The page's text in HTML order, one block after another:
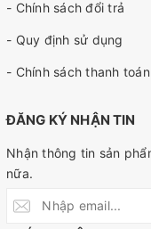
- Chính sách đổi trả
- Quy định sử dụng
- Chính sách thanh toán
ĐĂNG KÝ NHẬN TIN
Nhận thông tin sản
nữa.